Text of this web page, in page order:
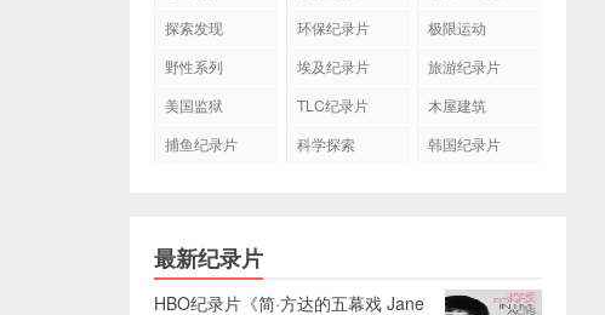
探索发现
环保纪录片
极限运动
野性系列
埃及纪录片
旅游纪录片
美国监狱
TLC纪录片
木屋建筑
捕鱼纪录片
科学探索 韩国纪录片
最新纪录片
HBO纪录片《简·方达的五幕戏 Jane